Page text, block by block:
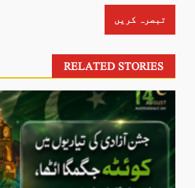
RELATED STORIES